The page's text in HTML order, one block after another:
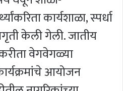
कार्यशाळा, स्पर्धा
केली गेली. जातीय
वेगवेगळ्या
आयोजन